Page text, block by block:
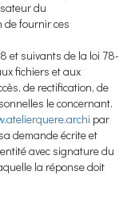
du
de fournir ces
et suivants de la loi 78-
fichiers et aux
de rectification, de
le concernant.
par
demande écrite et
avec signature du
la réponse doit